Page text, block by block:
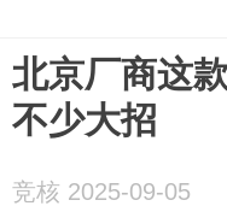
北京厂商这
不少大招
竞核 2025-09-05